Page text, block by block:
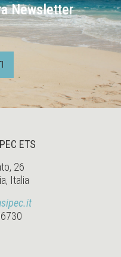
Newsletter
ETS
26
Italia